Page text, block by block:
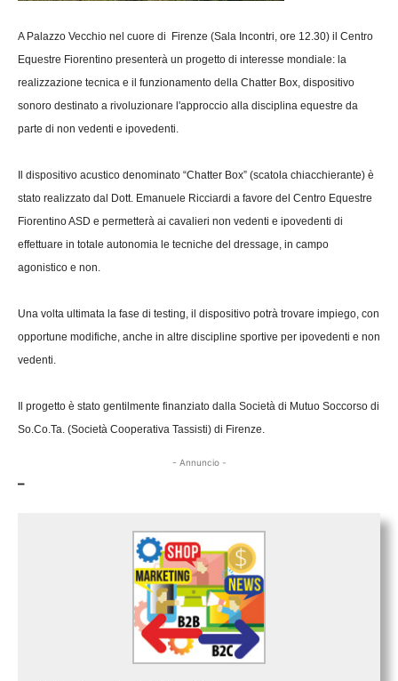
A Palazzo Vecchio nel cuore di Firenze (Sala Incontri, ore 12.30) il Centro
Equestre Fiorentino presenterà un progetto di interesse mondiale: la
realizzazione tecnica e il funzionamento della Chatter Box, dispositivo
sonoro destinato a rivoluzionare l'approccio alla disciplina equestre da
parte di non vedenti e ipovedenti.
Il dispositivo acustico denominato “Chatter Box” (scatola chiacchierante) è
stato realizzato dal Dott. Emanuele Ricciardi a favore del Centro Equestre
Fiorentino ASD e permetterà ai cavalieri non vedenti e ipovedenti di
effettuare in totale autonomia le tecniche del dressage, in campo
agonistico e non.
Una volta ultimata la fase di testing, il dispositivo potrà trovare impiego, con
opportune modifiche, anche in altre discipline sportive per ipovedenti e non
vedenti.
Il progetto è stato gentilmente finanziato dalla Società di Mutuo Soccorso di
So.Co.Ta. (Società Cooperativa Tassisti) di Firenze.
- Annuncio -
–